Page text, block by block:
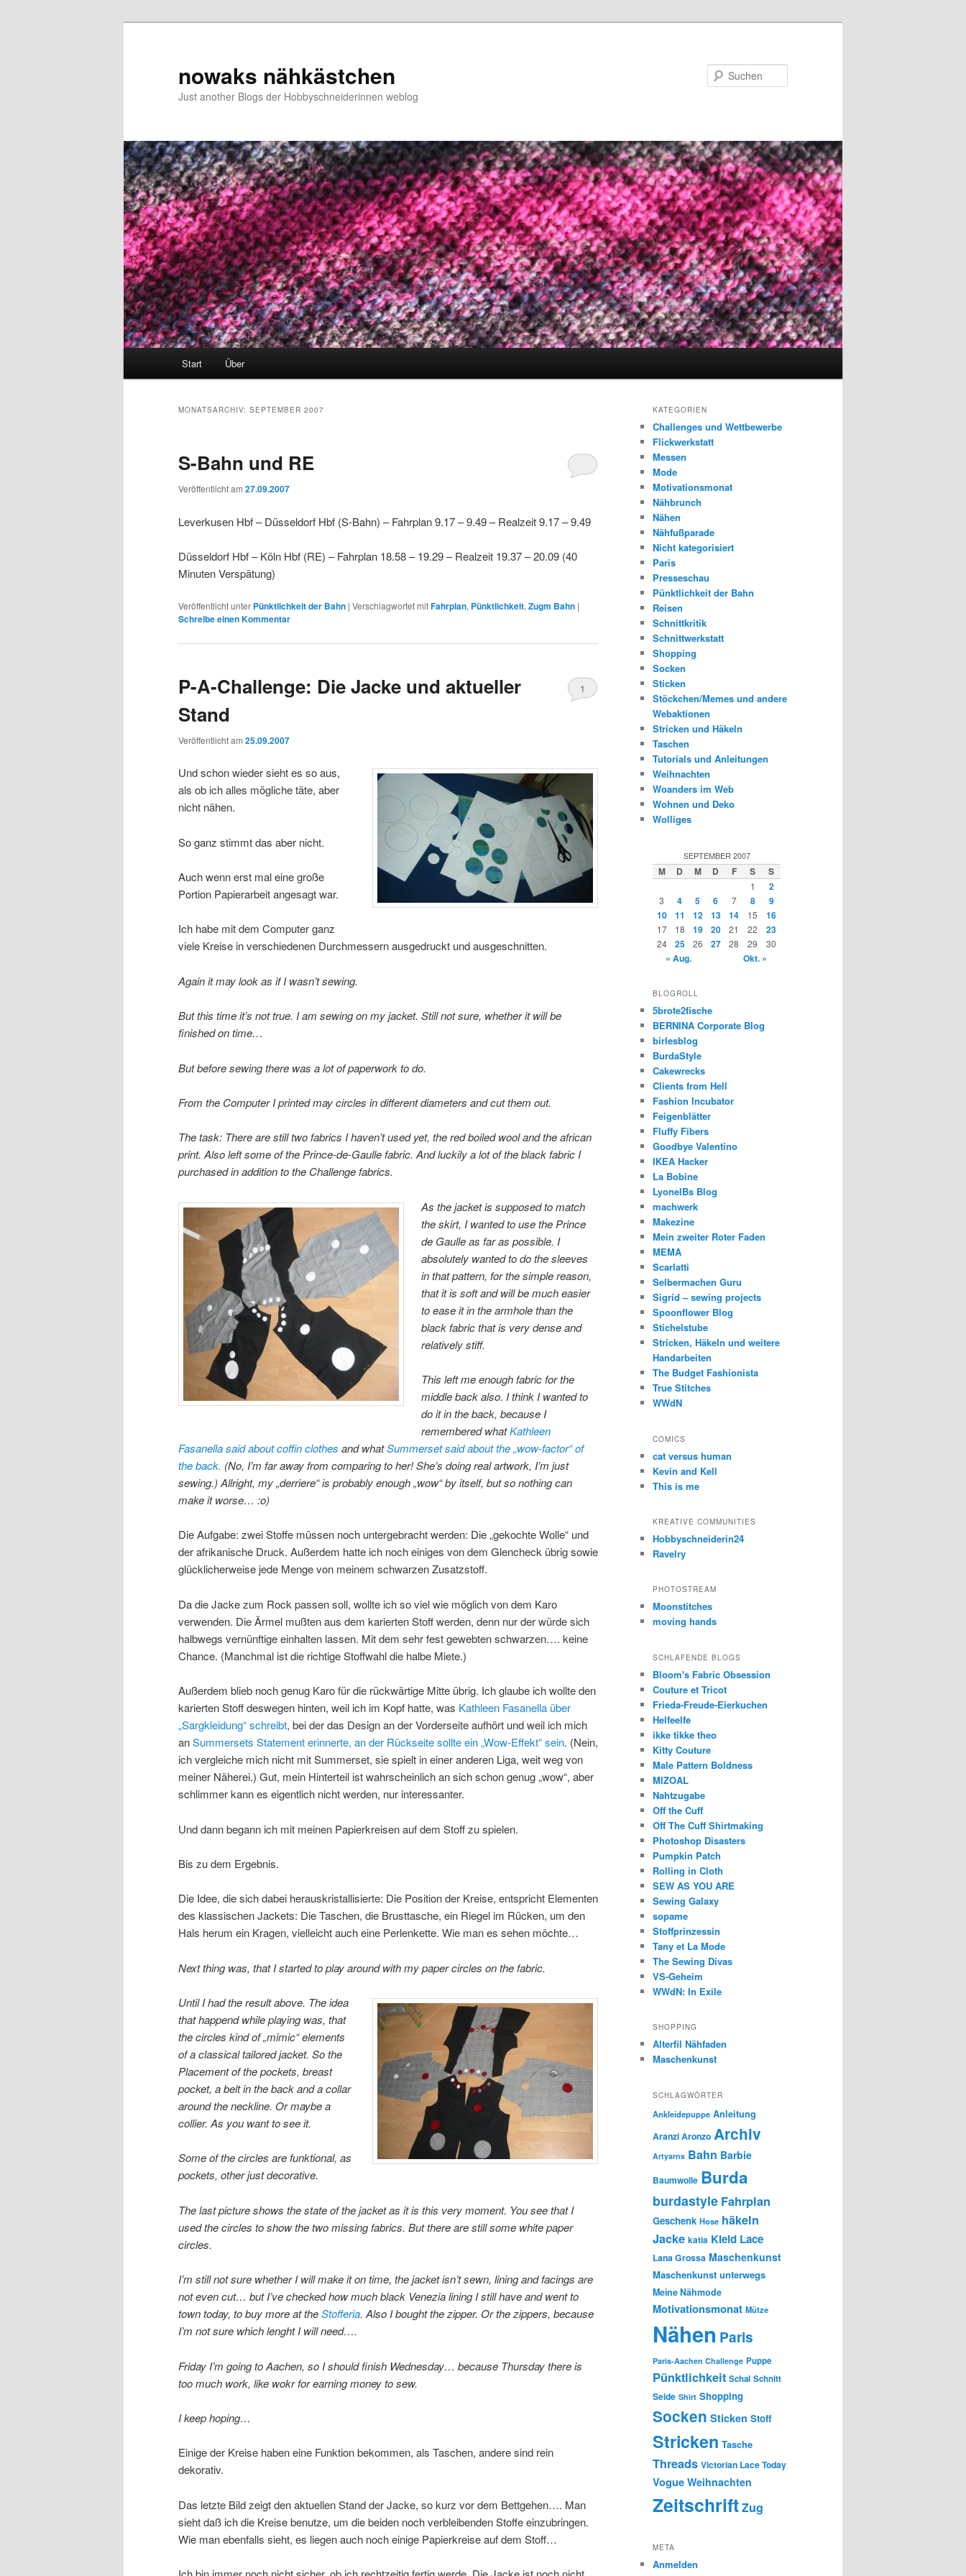
nowaks nähkästchen
Just another Blogs der Hobbyschneiderinnen weblog
Start Über
MONATSARCHIV: SEPTEMBER 2007
S-Bahn und RE
Veröffentlicht am 27.09.2007
Leverkusen Hbf – Düsseldorf Hbf (S-Bahn) – Fahrplan 9.17 – 9.49 – Realzeit 9.17 – 9.49
Düsseldorf Hbf – Köln Hbf (RE) – Fahrplan 18.58 – 19.29 – Realzeit 19.37 – 20.09 (40
Minuten Verspätung)
Veröffentlicht unter Pünktlichkeit der Bahn | Verschlagwortet mitFahrplan, Pünktlichkeit, Zugm Bahn |
Schreibe einen Kommentar
P-A-Challenge: Die Jacke und aktueller
Stand
Veröffentlicht am 25.09.2007
1
Und schon wieder sieht es so aus,
als ob ich alles mögliche täte, aber
nicht nähen.
So ganz stimmt das aber nicht.
Auch wenn erst mal eine große
Portion Papierarbeit angesagt war.
Ich habe mit dem Computer ganz
viele Kreise in verschiedenen Durchmessern ausgedruckt und ausgeschnitten.
Again it may look as if I wasn’t sewing.
But this time it’s not true. I am sewing on my jacket. Still not sure, whether it will be
finished on time…
But before sewing there was a lot of paperwork to do.
From the Computer I printed may circles in different diameters and cut them out.
The task: There are still two fabrics I haven’t used yet, the red boiled wool and the african
print. Also left some of the Prince-de-Gaulle fabric. And luckily a lot of the black fabric I
purchased in addition to the Challenge fabrics.
As the jacket is supposed to match
the skirt, I wanted to use the Prince
de Gaulle as far as possible. I
absolutely wanted to do the sleeves
in that pattern, for the simple reason,
that it is soft and will be much easier
to ease it in the armhole than the
black fabric that is very dense and
relatively stiff.
This left me enough fabric for the
middle back also. I think I wanted to
do it in the back, because I
remembered whatKathleen
Fasanella said about coffin clothes and whatSummerset said about the „wow-factor“ of
the back. (No, I’m far away from comparing to her! She’s doing real artwork, I’m just
sewing.) Allright, my „derriere“ is probably enough „wow“ by itself, but so nothing can
make it worse… :o)
Die Aufgabe: zwei Stoffe müssen noch untergebracht werden: Die „gekochte Wolle“ und
der afrikanische Druck. Außerdem hatte ich noch einiges von dem Glencheck übrig sowie
glücklicherweise jede Menge von meinem schwarzen Zusatzstoff.
Da die Jacke zum Rock passen soll, wollte ich so viel wie möglich von dem Karo
verwenden. Die Ärmel mußten aus dem karierten Stoff werden, denn nur der würde sich
halbwegs vernünftige einhalten lassen. Mit dem sehr fest gewebten schwarzen…. keine
Chance. (Manchmal ist die richtige Stoffwahl die halbe Miete.)
Außerdem blieb noch genug Karo für die rückwärtige Mitte übrig. Ich glaube ich wollte den
karierten Stoff deswegen hinten, weil ich im Kopf hatte, was Kathleen Fasanella über
„Sargkleidung“ schreibt, bei der das Design an der Vorderseite aufhört und weil ich mich
anSummersets Statement erinnerte, an der Rückseite sollte ein „Wow-Effekt“ sein. (Nein,
ich vergleiche mich nicht mit Summerset, sie spielt in einer anderen Liga, weit weg von
meiner Näherei.) Gut, mein Hinterteil ist wahrscheinlich an sich schon genug „wow“, aber
schlimmer kann es eigentlich nicht werden, nur interessanter.
Und dann begann ich mit meinen Papierkreisen auf dem Stoff zu spielen.
Bis zu dem Ergebnis.
Die Idee, die sich dabei herauskristallisierte: Die Position der Kreise, entspricht Elementen
des klassischen Jackets: Die Taschen, die Brusttasche, ein Riegel im Rücken, um den
Hals herum ein Kragen, vielleicht auch eine Perlenkette. Wie man es sehen möchte…
Next thing was, that I started to play around with my paper circles on the fabric.
Until I had the result above. The idea
that happend while playing was, that
the circles kind of „mimic“ elements
of a classical tailored jacket. So the
Placement of the pockets, breast
pocket, a belt in the back and a collar
around the neckline. Or maybe a
collier. As you want to see it.
Some of the circles are funktional, as
pockets, other just decorative.
The last picture shows the state of the jacket as it is this very moment. You see that I
used the circles to show the two missing fabrics. But there are still some white paper
circles.
I’m still not sure whether I will make it on time, the jacket isn’t sewn, lining and facings are
not even cut… but I’ve checked how much black Venezia lining I still have and went to
town today, to buy more at theStofferia. Also I bought the zipper. Or the zippers, because
I’m not sure which lenght I will need….
Friday I’m going to Aachen, so I should finish Wednesday… because Thursday there is
too much work, like wokr for earning money to sew.
I keep hoping…
Einige der Kreise haben eine Funktion bekommen, als Taschen, andere sind rein
dekorativ.
Das letzte Bild zeigt den aktuellen Stand der Jacke, so kurz vor dem Bettgehen…. Man
sieht daß ich die Kreise benutze, um die beiden noch verbleibenden Stoffe einzubringen.
Wie man ebenfalls sieht, es liegen auch noch einige Papierkreise auf dem Stoff…
KATEGORIEN
Challenges und Wettbewerbe
Flickwerkstatt
Messen
Mode
Motivationsmonat
Nähbrunch
Nähen
Nähfußparade
Nicht kategorisiert
Paris
Presseschau
Pünktlichkeit der Bahn
Reisen
Schnittkritik
Schnittwerkstatt
Shopping
Socken
Sticken
Stöckchen/Memes und andere
Webaktionen
Stricken und Häkeln
Taschen
Tutorials und Anleitungen
Weihnachten
Woanders im Web
Wohnen und Deko
Wolliges
SEPTEMBER 2007
M D M D F S S
1 2
3 4 5 6 7 8
9
10
11 12 13 14 15 16
17 18 19 20 21 22 23
24 25 26 27 28 29 30
« Aug. Okt. »
BLOGROLL
5brote2fische
BERNINA Corporate Blog
birlesblog
BurdaStyle
Cakewrecks
Clients from Hell
Fashion Incubator
Feigenblätter
Fluffy Fibers
Goodbye Valentino
IKEA Hacker
La Bobine
LyonelBs Blog
machwerk
Makezine
Mein zweiter Roter Faden
MEMA
Scarlatti
Selbermachen Guru
Sigrid – sewing projects
Spoonflower Blog
Stichelstube
Stricken, Häkeln und weitere
Handarbeiten
The Budget Fashionista
True Stitches
WWdN
COMICS
cat versus human
Kevin and Kell
This is me
KREATIVE COMMUNITIES
Hobbyschneiderin24
Ravelry
PHOTOSTREAM
Moonstitches
moving hands
SCHLAFENDE BLOGS
Bloom's Fabric Obsession
Couture et Tricot
Frieda-Freude-Eierkuchen
Helfeelfe
ikke tikke theo
Kitty Couture
Male Pattern Boldness
MIZOAL
Nahtzugabe
Off the Cuff
Off The Cuff Shirtmaking
Photoshop Disasters
Pumpkin Patch
Rolling in Cloth
SEW AS YOU ARE
Sewing Galaxy
sopame
Stoffprinzessin
Tany et La Mode
The Sewing Divas
VS-Geheim
WWdN: In Exile
SHOPPING
Alterfil Nähfaden
Maschenkunst
SCHLAGWÖRTER
Ankleidepuppe Anleitung
Aranzi Aronzo Archiv
Artyarns Bahn Barbie
Baumwolle Burda
burdastyle Fahrplan
Geschenk Hose häkeln
Jacke katia Kleid Lace
Lana Grossa Maschenkunst
Maschenkunst unterwegs
Meine Nähmode
Motivationsmonat Mütze
Nähen Paris
Paris-Aachen Challenge Puppe
Pünktlichkeit Schal Schnitt
Seide Shirt Shopping
Socken Sticken Stoff
Stricken Tasche
Threads Victorian Lace Today
Vogue Weihnachten
ZeitschriftZug
META
Anmelden